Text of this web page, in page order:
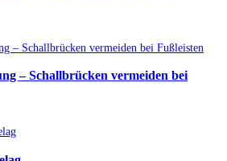
– Schallbrücken vermeiden bei